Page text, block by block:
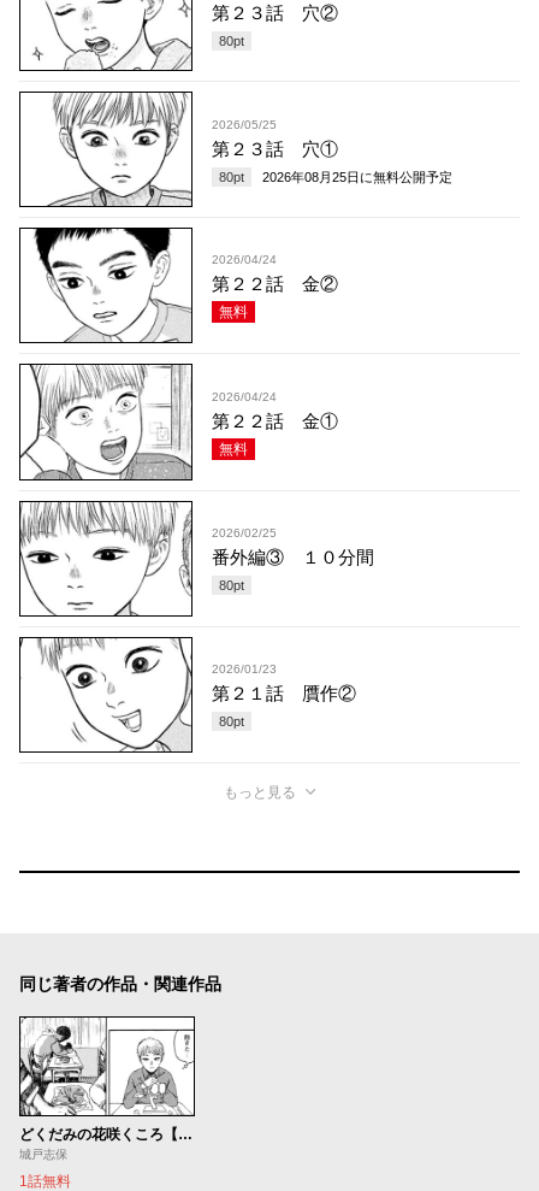
第２３話 穴②
80pt
2026/05/25
第２３話 穴①
80pt 2026年08月25日 に無料公開予定
2026/04/24
第２２話 金②
無料
2026/04/24
第２２話 金①
無料
2026/02/25
番外編③ １０分間
80pt
2026/01/23
第２１話 贋作②
80pt
もっと見る
同じ著者の作品・関連作品
どくだみの花咲くころ【読み切り版】
城戸志保
1話無料